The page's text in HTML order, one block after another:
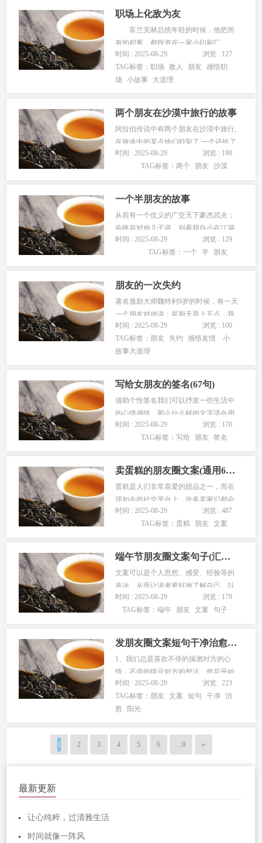
职场上化敌为友
富兰克林总统年轻的时候，他把所
有的积蓄，都投资在一家小印刷厂
里。 他很想获得为议会印文件的工
作，可是出现了一个不利的情况，议会
中有一个极有钱又能干的议员，却非常
时间 : 2025-08-29
浏览 : 127
TAG标签：职场 敌人 朋友
感悟职
场
小故事 大道理
两个朋友在沙漠中旅行的故事
阿拉伯传说中有两个朋友在沙漠中旅行,
在旅途中的某点他们吵架了,一个还给了
另外一个一记耳光.被打的觉得受辱,一言
不语,在沙子上写下:&quot;今天我的好朋
直到到了沃野,他们...
时间 : 2025-08-29
浏览 : 190
TAG标签：两个 朋友 沙漠
一个半朋友的故事
从前有一个仗义的广交天下豪杰武夫；
临终前对他儿子讲，别看我自小在江湖
闯荡，结交的人如过江之鲫?其实我这一
生就交了一个半朋友。 儿子纳
交代一番，然后对他说，你按......
时间 : 2025-08-29
浏览 : 129
TAG标签：一个 半 朋友
朋友的一次失约
著名激励大师魏特利9岁的时候，有一天
一个朋友对他说：星期天早上五点，我
带你到船上钓鱼。&amp;rsquo;，魏特利
兴奋不已。周六晚上我兴奋地脱衣上
床，为了确保不会迟到，他甚至穿上了
时间 : 2025-08-29
浏览 : 100
TAG标签： 朋友 失约
感悟友情 小
故事大道理
写给女朋友的签名(67句)
借助个性签名我们可以抒发一些生活中
的心情感悟，那么什么样的文字适合用
来做个性签名呢？经过收集整理，本站
为大家提供 写给女朋友的签名 ，希望大
时间 : 2025-08-29
浏览 : 170
TAG标签：写给 朋友 签名
卖蛋糕的朋友圈文案(通用60句)
蛋糕是人们非常喜爱的甜品之一，而在
现如今的社交平台上，许多卖家们都会
在朋友圈中推广自家的蛋糕产品，下面
就让我们来看看这些卖蛋糕的朋友圈文
时间 : 2025-08-29
浏览 : 487
TAG标签：蛋糕 朋友 文案
端午节朋友圈文案句子(汇总109句)
文案可以是个人思想、感受、经验等的
表达，从而让读者更好地了解自己。以
下是本站编辑精心整理的 端午节朋友圈
文案句子 ，有109句，一起来看看吧！
时间 : 2025-08-29
浏览 : 179
TAG标签：端午 朋友 文案 句子
发朋友圈文案短句干净治愈阳光
1、我们总是喜欢不停的揣测对方的心
情，不停的猜忌对方的想法，然后开始
惶恐不安，开始患得患失，开始责怪自
己哪里不够好，经历告诉你太过在乎就
是失去的开始。 2、耐心点、坚...
时间 : 2025-08-29
浏览 : 223
TAG标签： 朋友 文案 短句 干净 治
愈
阳光
1 2 3 4 5 6 ...9 »
最新更新
让心纯粹，过清雅生活
时间就像一阵风